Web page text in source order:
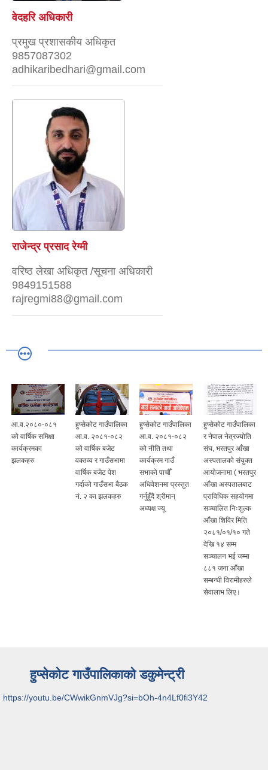
वेदहरि अधिकारी
प्रमुख प्रशासकीय अधिकृत
9857087302
adhikaribedhari@gmail.com
राजेन्द्र प्रसाद रेग्मी
वरिष्ठ लेखा अधिकृत /सूचना अधिकारी
9849151588
rajregmi88@gmail.com
आ.व.२०८०-०८१
को वार्षिक समिक्षा
कार्यक्रमका
झलकहरु
हुप्सेकोट गाउँपालिका
आ.व. २०८१-०८२
को वार्षिक बजेट
वक्तव्य र गाउँसभामा
वार्षिक बजेट पेश
गर्दाको गाउँसभा बैठक
नं‍. २ का झलकहरु
हुप्सेकोट गाउँपालिका
आ.व. २०८१-०८२
को नीति तथा
कार्यक्रम गाउँ
सभाको पाचौँ
अधिवेशनमा प्रस्तुत
गर्नुहुँदै श्रीमान्
अध्यक्ष ज्यू
हुप्सेकोट गाउँपालिका
र नेपाल नेत्रज्योति
संघ, भरतपुर आँखा
अस्पतालको संयुक्त
आयोजनामा ( भरतपुर
आँखा अस्पतालबाट
प्राविधिक सहयोगमा
सञ्‍चालित निःशुल्क
आँखा शिविर मिति
२०८१/०१/१० गते
देखि १४ सम्म
सञ्‍चालन भई जम्मा
८८१ जना आँखा
सम्बन्धी विरामीहरुले
सेवालाभ लिए।
हुप्सेकोट गाउँपालिकाको डकुमेन्ट्री
https://youtu.be/CWwikGnmVJg?si=bOh-4n4Lf0fi3Y42